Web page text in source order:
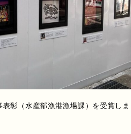
彰（水産部漁港漁場課）を受賞しま